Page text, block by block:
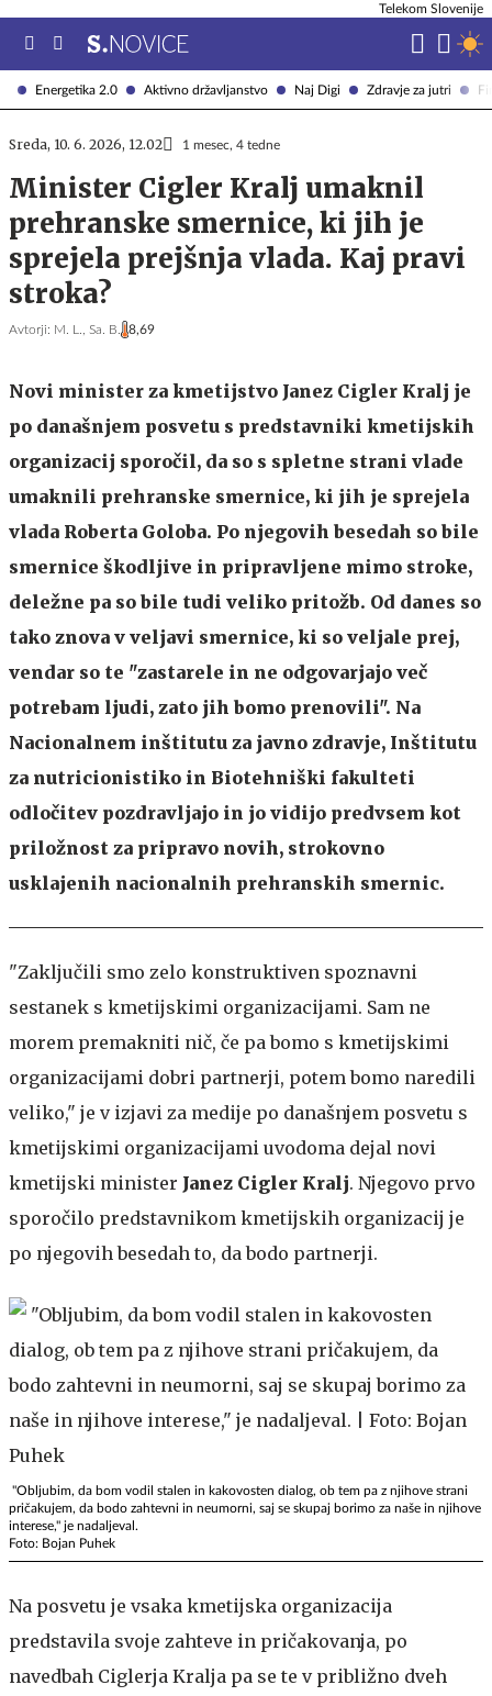
Energetika 2.0 Aktivno državljanstvo Naj Digi Zdravje za jutri
Telekom Slovenije
Sreda, 10. 6. 2026, 12.02 1 mesec, 4 tedne
Minister Cigler Kralj umaknil
prehranske smernice, ki jih je
sprejela prejšnja vlada. Kaj pravi
stroka?
Avtorji: M. L., Sa. B. 8,69
Novi minister za kmetijstvo Janez Cigler Kralj je
po današnjem posvetu s predstavniki kmetijskih
organizacij sporočil, da so s spletne strani vlade
umaknili prehranske smernice, ki jih je sprejela
vlada Roberta Goloba. Po njegovih besedah so bile
smernice škodljive in pripravljene mimo stroke,
deležne pa so bile tudi veliko pritožb. Od danes so
tako znova v veljavi smernice, ki so veljale prej,
vendar so te "zastarele in ne odgovarjajo več
potrebam ljudi, zato jih bomo prenovili". Na
Nacionalnem inštitutu za javno zdravje, Inštitutu
za nutricionistiko in Biotehniški fakulteti
odločitev pozdravljajo in jo vidijo predvsem kot
priložnost za pripravo novih, strokovno
usklajenih nacionalnih prehranskih smernic.
"Zaključili smo zelo konstruktiven spoznavni
sestanek s kmetijskimi organizacijami. Sam ne
morem premakniti nič, če pa bomo s kmetijskimi
organizacijami dobri partnerji, potem bomo naredili
veliko," je v izjavi za medije po današnjem posvetu s
kmetijskimi organizacijami uvodoma dejal novi
kmetijski minister Janez Cigler Kralj. Njegovo prvo
sporočilo predstavnikom kmetijskih organizacij je
po njegovih besedah to, da bodo partnerji.
"Obljubim, da bom vodil stalen in kakovosten dialog, ob tem pa z njihove strani
pričakujem, da bodo zahtevni in neumorni, saj se skupaj borimo za naše in njihove
interese," je nadaljeval.
Foto: Bojan Puhek
Na posvetu je vsaka kmetijska organizacija
predstavila svoje zahteve in pričakovanja, po
navedbah Ciglerja Kralja pa se te v približno dveh